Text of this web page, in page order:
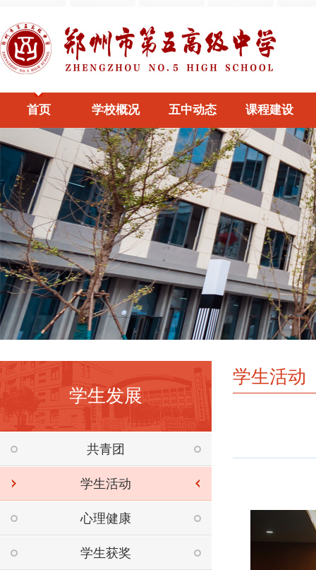
首页 学校概况 五中动态 课程建设
学生发展
共青团
学生活动
心理健康
学生获奖
学生活动